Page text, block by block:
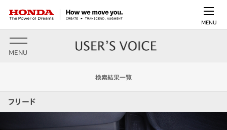
MENU
MENU
検索結果一覧
フリード